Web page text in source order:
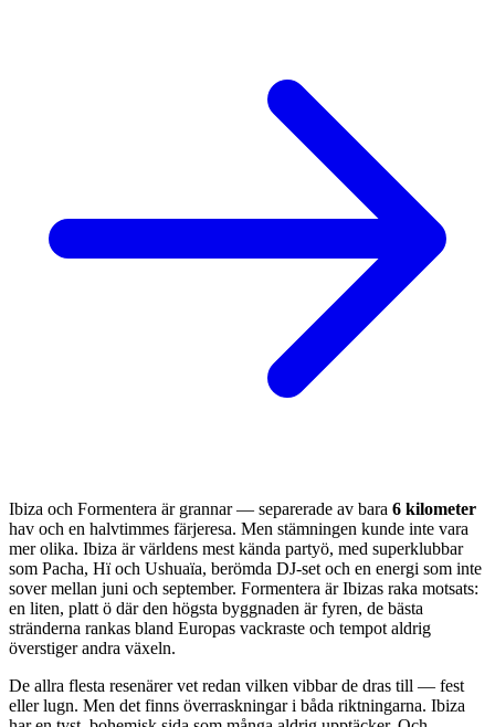
Ibiza och Formentera är grannar — separerade av bara 6 kilometer
hav och en halvtimmes färjeresa. Men stämningen kunde inte vara
mer olika. Ibiza är världens mest kända partyö, med superklubbar
som Pacha, Hï och Ushuaïa, berömda DJ-set och en energi som inte
sover mellan juni och september. Formentera är Ibizas raka motsats:
en liten, platt ö där den högsta byggnaden är fyren, de bästa
stränderna rankas bland Europas vackraste och tempot aldrig
överstiger andra växeln.
De allra flesta resenärer vet redan vilken vibbar de dras till — fest
eller lugn. Men det finns överraskningar i båda riktningarna. Ibiza